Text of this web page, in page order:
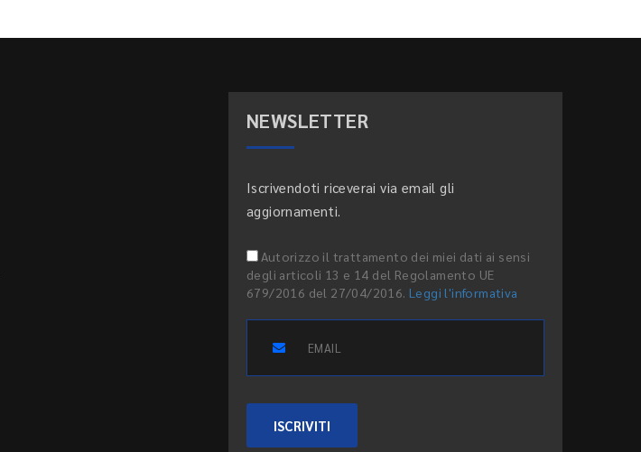
NEWSLETTER
Iscrivendoti riceverai via email gli
aggiornamenti.
Autorizzo il trattamento dei miei dati ai sensi
degli articoli 13 e 14 del Regolamento UE
679/2016 del 27/04/2016. Leggi l'informativa
ISCRIVITI